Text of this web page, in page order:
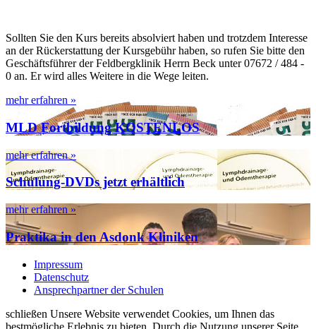
Sollten Sie den Kurs bereits absolviert haben und trotzdem Interesse
an der Rückerstattung der Kursgebühr haben, so rufen Sie bitte den
Geschäftsführer der Feldbergklinik Herrn Beck unter 07672 / 484 -
0 an. Er wird alles Weitere in die Wege leiten.
mehr erfahren »
MLD Fortbildung KOSTENLOS
mehr erfahren »
Schulung-DVDs jetzt erhältlich
mehr erfahren »
Praktika in den Asdonk Kliniken
Impressum
Datenschutz
Ansprechpartner der Schulen
schließen Unsere Website verwendet Cookies, um Ihnen das
bestmögliche Erlebnis zu bieten. Durch die Nutzung unserer Seite